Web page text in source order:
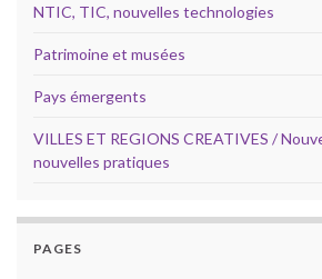
NTIC, TIC, nouvelles technologies
Patrimoine et musées
Pays émergents
VILLES ET REGIONS CREATIVES /
nouvelles pratiques
PAGES